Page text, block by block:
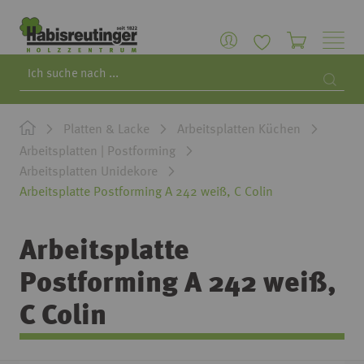
Platten & Lacke
Arbeitsplatten Küchen
Arbeitsplatten | Postforming
Arbeitsplatten Unidekore
Arbeitsplatte Postforming A 242 weiß, C Colin
Arbeitsplatte
Postforming A 242 weiß,
C Colin